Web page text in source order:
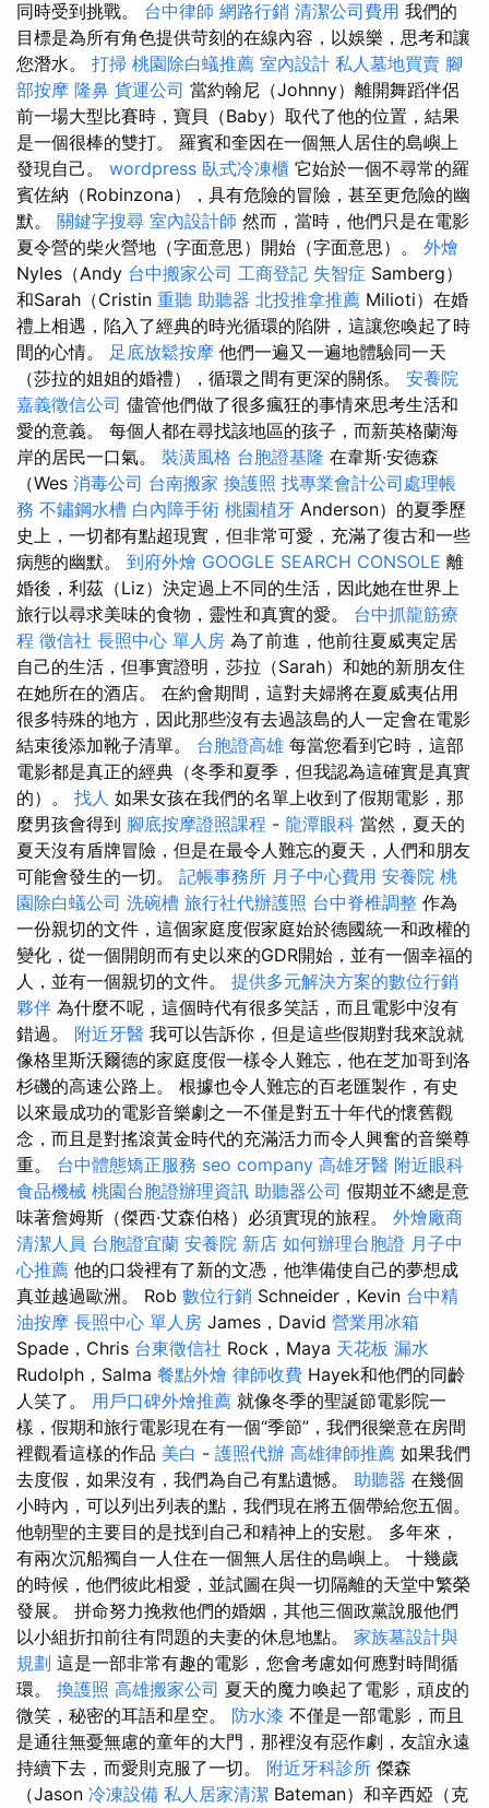
同時受到挑戰。 台中律師 網路行銷 清潔公司費用 我們的
目標是為所有角色提供苛刻的在線內容，以娛樂，思考和讓
您潛水。 打掃 桃園除白蟻推薦 室內設計 私人墓地買賣 腳
部按摩 隆鼻 貨運公司 當約翰尼（Johnny）離開舞蹈伴侶
前一場大型比賽時，寶貝（Baby）取代了他的位置，結果
是一個很棒的雙打。 羅賓和奎因在一個無人居住的島嶼上
發現自己。 wordpress 臥式冷凍櫃 它始於一個不尋常的羅
賓佐納（Robinzona），具有危險的冒險，甚至更危險的幽
默。 關鍵字搜尋 室內設計師 然而，當時，他們只是在電影
夏令營的柴火營地（字面意思）開始（字面意思）。 外燴
Nyles（Andy 台中搬家公司 工商登記 失智症 Samberg）
和Sarah（Cristin 重聽 助聽器 北投推拿推薦 Milioti）在婚
禮上相遇，陷入了經典的時光循環的陷阱，這讓您喚起了時
間的心情。 足底放鬆按摩 他們一遍又一遍地體驗同一天
（莎拉的姐姐的婚禮），循環之間有更深的關係。 安養院
嘉義徵信公司 儘管他們做了很多瘋狂的事情來思考生活和
愛的意義。 每個人都在尋找該地區的孩子，而新英格蘭海
岸的居民一口氣。 裝潢風格 台胞證基隆 在韋斯·安德森
（Wes 消毒公司 台南搬家 換護照 找專業會計公司處理帳
務 不鏽鋼水槽 白內障手術 桃園植牙 Anderson）的夏季歷
史上，一切都有點超現實，但非常可愛，充滿了復古和一些
病態的幽默。 到府外燴 GOOGLE SEARCH CONSOLE 離
婚後，利茲（Liz）決定過上不同的生活，因此她在世界上
旅行以尋求美味的食物，靈性和真實的愛。 台中抓龍筋療
程 徵信社 長照中心 單人房 為了前進，他前往夏威夷定居
自己的生活，但事實證明，莎拉（Sarah）和她的新朋友住
在她所在的酒店。 在約會期間，這對夫婦將在夏威夷佔用
很多特殊的地方，因此那些沒有去過該島的人一定會在電影
結束後添加靴子清單。 台胞證高雄 每當您看到它時，這部
電影都是真正的經典（冬季和夏季，但我認為這確實是真實
的）。 找人 如果女孩在我們的名單上收到了假期電影，那
麼男孩會得到 腳底按摩證照課程 - 龍潭眼科 當然，夏天的
夏天沒有盾牌冒險，但是在最令人難忘的夏天，人們和朋友
可能會發生的一切。 記帳事務所 月子中心費用 安養院 桃
園除白蟻公司 洗碗槽 旅行社代辦護照 台中脊椎調整 作為
一份親切的文件，這個家庭度假家庭始於德國統一和政權的
變化，從一個開朗而有史以來的GDR開始，並有一個幸福的
人，並有一個親切的文件。 提供多元解決方案的數位行銷
夥伴 為什麼不呢，這個時代有很多笑話，而且電影中沒有
錯過。 附近牙醫 我可以告訴你，但是這些假期對我來說就
像格里斯沃爾德的家庭度假一樣令人難忘，他在芝加哥到洛
杉磯的高速公路上。 根據也令人難忘的百老匯製作，有史
以來最成功的電影音樂劇之一不僅是對五十年代的懷舊觀
念，而且是對搖滾黃金時代的充滿活力而令人興奮的音樂尊
重。 台中體態矯正服務 seo company 高雄牙醫 附近眼科
食品機械 桃園台胞證辦理資訊 助聽器公司 假期並不總是意
味著詹姆斯（傑西·艾森伯格）必須實現的旅程。 外燴廠商
清潔人員 台胞證宜蘭 安養院 新店 如何辦理台胞證 月子中
心推薦 他的口袋裡有了新的文憑，他準備使自己的夢想成
真並越過歐洲。 Rob 數位行銷 Schneider，Kevin 台中精
油按摩 長照中心 單人房 James，David 營業用冰箱
Spade，Chris 台東徵信社 Rock，Maya 天花板 漏水
Rudolph，Salma 餐點外燴 律師收費 Hayek和他們的同齡
人笑了。 用戶口碑外燴推薦 就像冬季的聖誕節電影院一
樣，假期和旅行電影現在有一個“季節”，我們很樂意在房間
裡觀看這樣的作品 美白 - 護照代辦 高雄律師推薦 如果我們
去度假，如果沒有，我們為自己有點遺憾。 助聽器 在幾個
小時內，可以列出列表的點，我們現在將五個帶給您五個。
他朝聖的主要目的是找到自己和精神上的安慰。 多年來，
有兩次沉船獨自一人住在一個​​無人居住的島嶼上。 十幾歲
的時候，他們彼此相愛，並試圖在與一切隔離的天堂中繁榮
發展。 拼命努力挽救他們的婚姻，其他三個政黨說服他們
以小組折扣前往有問題的夫妻的休息地點。 家族墓設計與
規劃 這是一部非常有趣的電影，您會考慮如何應對時間循
環。 換護照 高雄搬家公司 夏天的魔力喚起了電影，頑皮的
微笑，秘密的耳語和星空。 防水漆 不僅是一部電影，而且
是通往無憂無慮的童年的大門，那裡沒有惡作劇，友誼永遠
持續下去，而愛則克服了一切。 附近牙科診所 傑森
（Jason 冷凍設備 私人居家清潔 Bateman）和辛西婭（克